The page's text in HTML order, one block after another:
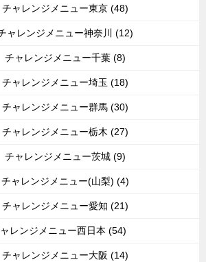
チャレンジメニュー東京 (48)
ャレンジメニュー神奈川 (12)
チャレンジメニュー千葉 (8)
チャレンジメニュー埼玉 (18)
チャレンジメニュー群馬 (30)
チャレンジメニュー栃木 (27)
チャレンジメニュー茨城 (9)
チャレンジメニュー(山梨) (4)
チャレンジメニュー愛知 (21)
レンジメニュー西日本 (54)
チャレンジメニュー大阪 (14)